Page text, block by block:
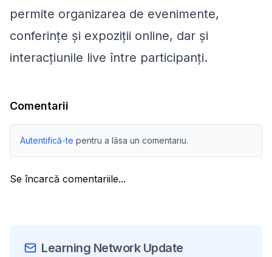
permite organizarea de evenimente,
conferințe și expoziții online, dar și
interacțiunile live între participanți.
Comentarii
Autentifică-te pentru a lăsa un comentariu.
Se încarcă comentariile...
Learning Network Update